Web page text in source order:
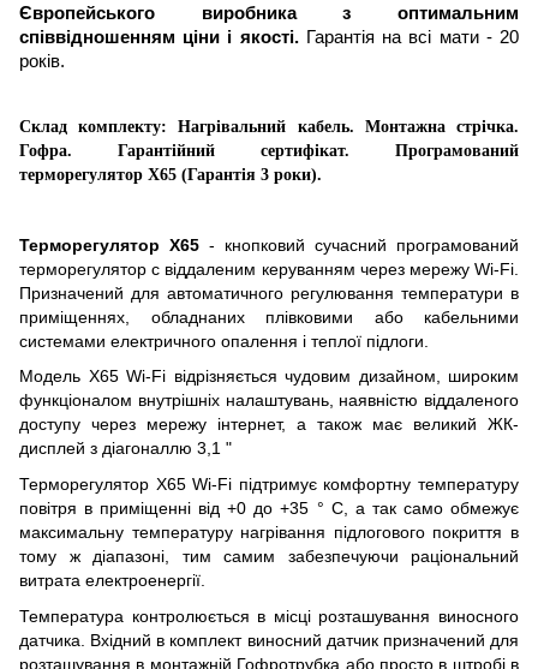
Європейського виробника з оптимальним
співвідношенням ціни і якості. Гарантія на всі мати - 20
років.
Склад комплекту: Нагрівальний кабель. Монтажна стрічка.
Гофра. Гарантійний сертифікат. Програмований
терморегулятор X65 (Гарантія 3 роки).
Терморегулятор X65 - кнопковий сучасний програмований
терморегулятор c віддаленим керуванням через мережу Wi-Fi.
Призначений для автоматичного регулювання температури в
приміщеннях, обладнаних плівковими або кабельними
системами електричного опалення і теплої підлоги.
Модель X65 Wi-Fi відрізняється чудовим дизайном, широким
функціоналом внутрішніх налаштувань, наявністю віддаленого
доступу через мережу інтернет, а також має великий ЖК-
дисплей з діагоналлю 3,1 "
Терморегулятор X65 Wi-Fi підтримує комфортну температуру
повітря в приміщенні від +0 до +35 ° С, а так само обмежує
максимальну температуру нагрівання підлогового покриття в
тому ж діапазоні, тим самим забезпечуючи раціональний
витрата електроенергії.
Температура контролюється в місці розташування виносного
датчика. Вхідний в комплект виносний датчик призначений для
розташування в монтажній Гофротрубка або просто в штробі в